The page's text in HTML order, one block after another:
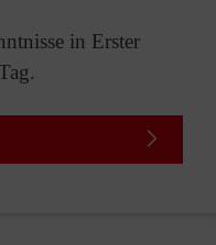
in Erster